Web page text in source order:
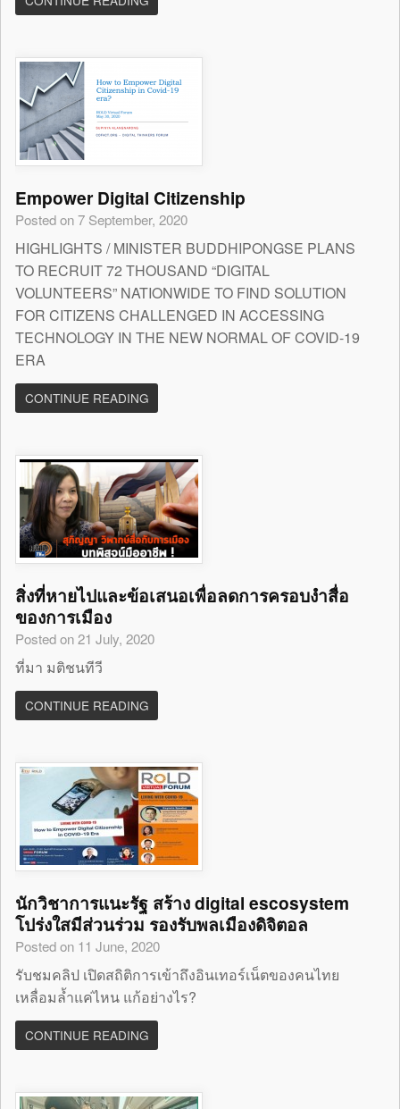
Empower Digital Citizenship
Posted on 7 September, 2020
HIGHLIGHTS / MINISTER BUDDHIPONGSE PLANS
TO RECRUIT 72 THOUSAND “DIGITAL
VOLUNTEERS” NATIONWIDE TO FIND SOLUTION
FOR CITIZENS CHALLENGED IN ACCESSING
TECHNOLOGY IN THE NEW NORMAL OF COVID-19
ERA
CONTINUE READING
สิ่งที่หายไปและข้อเสนอเพื่อลดการครอบงำสื่อ
ของการเมือง
Posted on 21 July, 2020
ที่มา มติชนทีวี
CONTINUE READING
นักวิชาการแนะรัฐ สร้าง digital escosystem
โปร่งใสมีส่วนร่วม รองรับพลเมืองดิจิตอล
Posted on 11 June, 2020
รับชมคลิป เปิดสถิติการเข้าถึงอินเทอร์เน็ตของคนไทย
เหลื่อมล้ำแค่ไหน แก้อย่างไร?
CONTINUE READING